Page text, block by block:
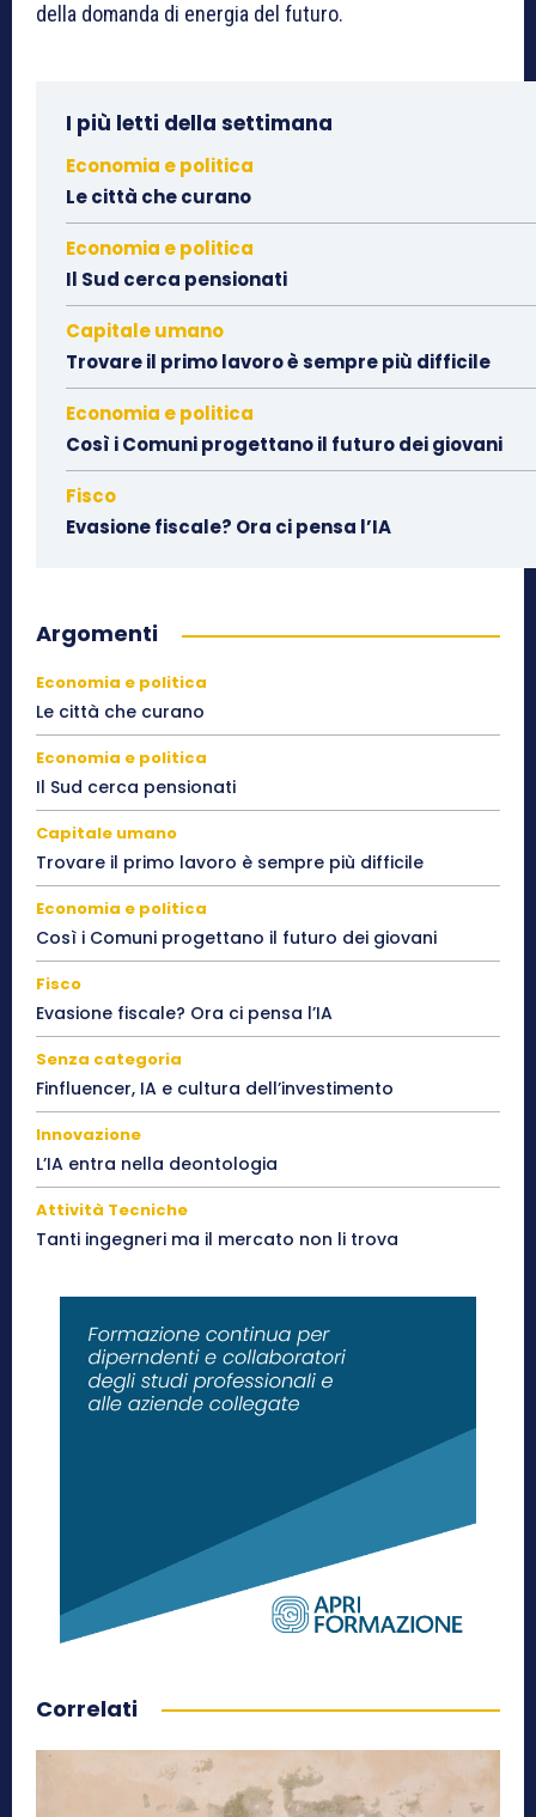
della domanda di energia del futuro.
I più letti della settimana
Economia e politica
Le città che curano
Economia e politica
Il Sud cerca pensionati
Capitale umano
Trovare il primo lavoro è sempre più difficile
Economia e politica
Così i Comuni progettano il futuro dei giovani
Fisco
Evasione fiscale? Ora ci pensa l’IA
Argomenti
Economia e politica
Le città che curano
Economia e politica
Il Sud cerca pensionati
Capitale umano
Trovare il primo lavoro è sempre più difficile
Economia e politica
Così i Comuni progettano il futuro dei giovani
Fisco
Evasione fiscale? Ora ci pensa l’IA
Senza categoria
Finfluencer, IA e cultura dell’investimento
Innovazione
L’IA entra nella deontologia
Attività Tecniche
Tanti ingegneri ma il mercato non li trova
Correlati